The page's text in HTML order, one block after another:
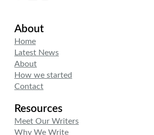
About
Home
Latest News
About
How we started
Contact
Resources
Meet Our Writers
Why We Write